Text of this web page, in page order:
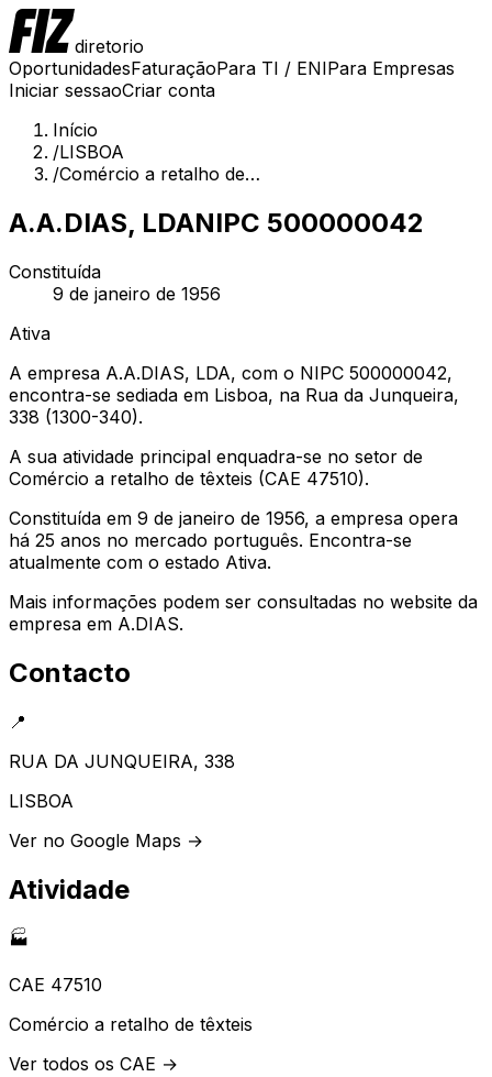
diretorio
OportunidadesFaturaçãoPara TI / ENIPara Empresas
Iniciar sessaoCriar conta
Início
/LISBOA
/Comércio a retalho de…
A.A.DIAS, LDANIPC 500000042
Constituída
9 de janeiro de 1956
Ativa
A empresa A.A.DIAS, LDA, com o NIPC 500000042,
encontra-se sediada em Lisboa, na Rua da Junqueira,
338 (1300-340).
A sua atividade principal enquadra-se no setor de
Comércio a retalho de têxteis (CAE 47510).
Constituída em 9 de janeiro de 1956, a empresa opera
há 25 anos no mercado português. Encontra-se
atualmente com o estado Ativa.
Mais informações podem ser consultadas no website da
empresa em A.DIAS.
Contacto
📍
RUA DA JUNQUEIRA, 338
LISBOA
Ver no Google Maps →
Atividade
🏭
CAE 47510
Comércio a retalho de têxteis
Ver todos os CAE →